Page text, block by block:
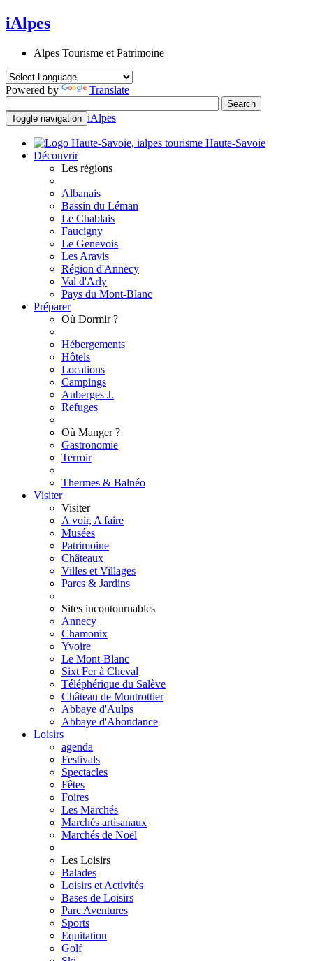
iAlpes
Alpes Tourisme et Patrimoine
Powered by Translate
Toggle navigation iAlpes
Haute-Savoie
Découvrir
Les régions
Albanais
Bassin du Léman
Le Chablais
Faucigny
Le Genevois
Les Aravis
Région d'Annecy
Val d'Arly
Pays du Mont-Blanc
Préparer
Où Dormir ?
Hébergements
Hôtels
Locations
Campings
Auberges J.
Refuges
Où Manger ?
Gastronomie
Terroir
Thermes & Balnéo
Visiter
Visiter
A voir, A faire
Musées
Patrimoine
Châteaux
Villes et Villages
Parcs & Jardins
Sites incontournables
Annecy
Chamonix
Yvoire
Le Mont-Blanc
Sixt Fer à Cheval
Téléphérique du Salève
Château de Montrottier
Abbaye d'Aulps
Abbaye d'Abondance
Loisirs
agenda
Festivals
Spectacles
Fêtes
Foires
Les Marchés
Marchés artisanaux
Marchés de Noël
Les Loisirs
Balades
Loisirs et Activités
Bases de Loisirs
Parc Aventures
Sports
Equitation
Golf